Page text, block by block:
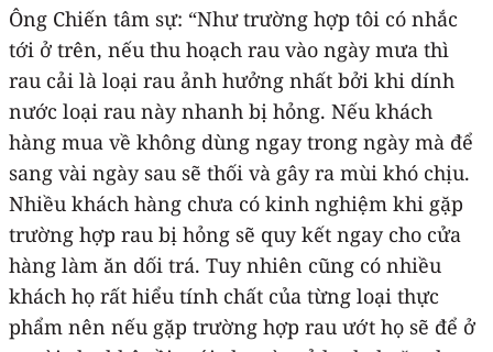
Ông Chiến tâm sự: “Như trường hợp tôi có nhắc
tới ở trên, nếu thu hoạch rau vào ngày mưa thì
rau cải là loại rau ảnh hưởng nhất bởi khi dính
nước loại rau này nhanh bị hỏng. Nếu khách
hàng mua về không dùng ngay trong ngày mà để
sang vài ngày sau sẽ thối và gây ra mùi khó chịu.
Nhiều khách hàng chưa có kinh nghiệm khi gặp
trường hợp rau bị hỏng sẽ quy kết ngay cho cửa
hàng làm ăn dối trá. Tuy nhiên cũng có nhiều
khách họ rất hiểu tính chất của từng loại thực
phẩm nên nếu gặp trường hợp rau ướt họ sẽ để ở